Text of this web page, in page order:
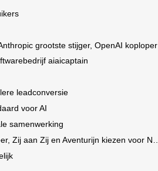
grootste stijger, OpenAI koploper
aiaicaptain
leadconversie
voor AI
samenwerking
aan Zij en Aventurijn kiezen voor Notizy